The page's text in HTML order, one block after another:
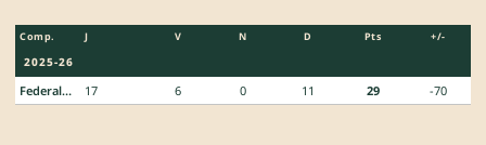
Comp. J V N D Pts +/-
2025-26
Federale 3 17 6 0 11 29 -70